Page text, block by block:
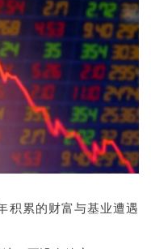
积累的财富与基业遭遇